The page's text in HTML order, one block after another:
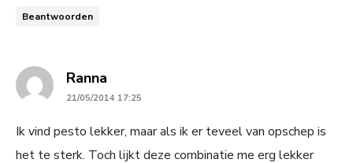
Beantwoorden
Ranna
21/05/2014 17:25
Ik vind pesto lekker, maar als ik er teveel van opschep is
het te sterk. Toch lijkt deze combinatie me erg lekker